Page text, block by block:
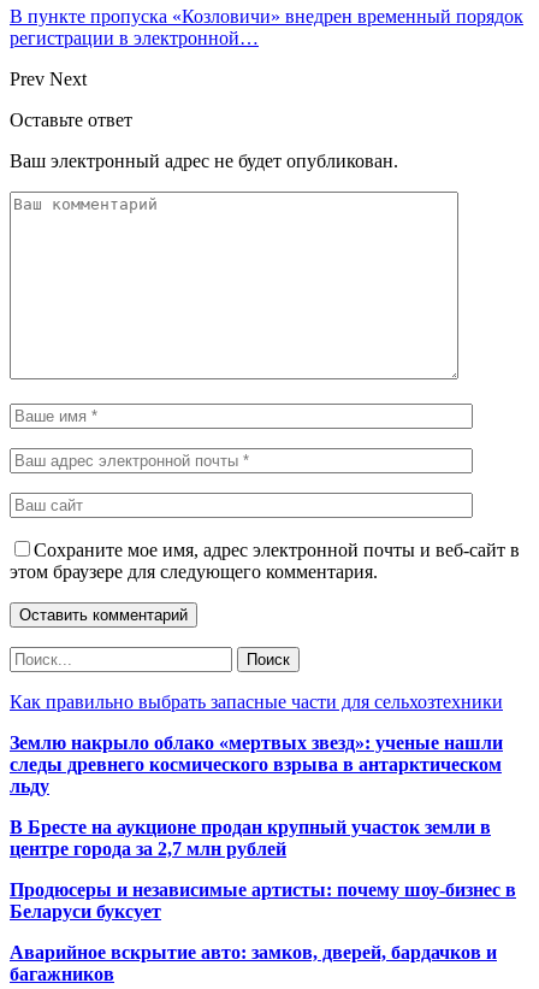
В пункте пропуска «Козловичи» внедрен временный порядок
регистрации в электронной…
Prev Next
Оставьте ответ
Ваш электронный адрес не будет опубликован.
Сохраните мое имя, адрес электронной почты и веб-сайт в
этом браузере для следующего комментария.
Как правильно выбрать запасные части для сельхозтехники
Землю накрыло облако «мертвых звезд»: ученые нашли
следы древнего космического взрыва в антарктическом
льду
В Бресте на аукционе продан крупный участок земли в
центре города за 2,7 млн рублей
Продюсеры и независимые артисты: почему шоу-бизнес в
Беларуси буксует
Аварийное вскрытие авто: замков, дверей, бардачков и
багажников